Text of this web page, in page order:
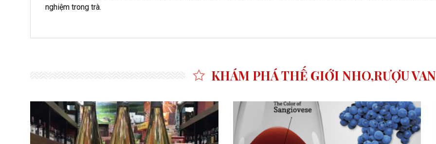
nghiệm trong trà.
KHÁM PHÁ THẾ GIỚI NHO,RƯỢU